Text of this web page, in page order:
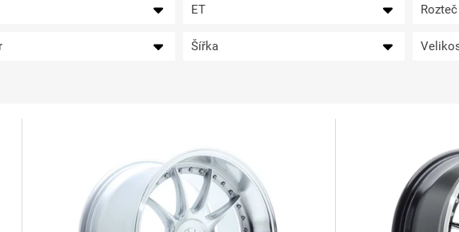
ET Rozteč
Šířka